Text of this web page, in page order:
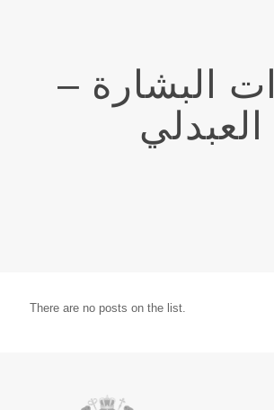
البشارة –
العبدلي
There are no posts on the list.